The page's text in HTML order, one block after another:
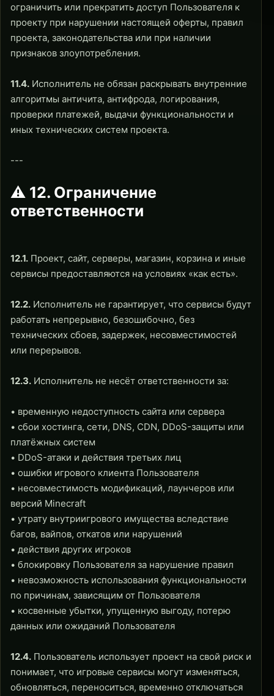
ограничить или прекратить доступ Пользователя к
проекту при нарушении настоящей оферты, правил
проекта, законодательства или при наличии
признаков злоупотребления.
11.4. Исполнитель не обязан раскрывать внутренние
алгоритмы античита, антифрода, логирования,
проверки платежей, выдачи функциональности и
иных технических систем проекта.
---
⚠ 12. Ограничение
ответственности
12.1. Проект, сайт, серверы, магазин, корзина и иные
сервисы предоставляются на условиях «как есть».
12.2. Исполнитель не гарантирует, что сервисы будут
работать непрерывно, безошибочно, без
технических сбоев, задержек, несовместимостей
или перерывов.
12.3. Исполнитель не несёт ответственности за:
• временную недоступность сайта или сервера
• сбои хостинга, сети, DNS, CDN, DDoS-защиты или
платёжных систем
• DDoS-атаки и действия третьих лиц
• ошибки игрового клиента Пользователя
• несовместимость модификаций, лаунчеров или
версий Minecraft
• утрату внутриигрового имущества вследствие
багов, вайпов, откатов или нарушений
• действия других игроков
• блокировку Пользователя за нарушение правил
• невозможность использования функциональности
по причинам, зависящим от Пользователя
• косвенные убытки, упущенную выгоду, потерю
данных или ожиданий Пользователя
12.4. Пользователь использует проект на свой риск и
понимает, что игровые сервисы могут изменяться,
обновляться, переноситься, временно отключаться